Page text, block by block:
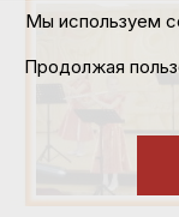
Мы используем
Продолжая